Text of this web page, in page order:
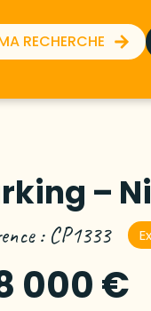
RECHERCHE
–
: CP1333
000 €